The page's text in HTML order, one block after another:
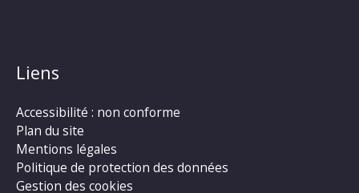
Liens
Accessibilité : non conforme
Plan du site
Mentions légales
Politique de protection des données
Gestion des cookies